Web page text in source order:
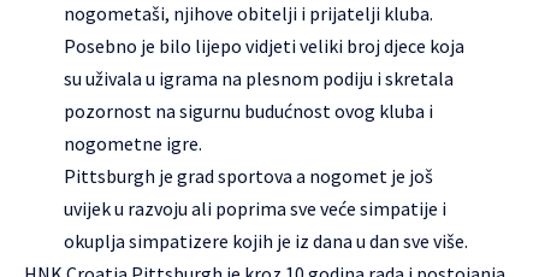
nogometaši, njihove obitelji i prijatelji kluba.
Posebno je bilo lijepo vidjeti veliki broj djece koja
su uživala u igrama na plesnom podiju i skretala
pozornost na sigurnu budućnost ovog kluba i
nogometne igre.
Pittsburgh je grad sportova a nogomet je još
uvijek u razvoju ali poprima sve veće simpatije i
okuplja simpatizere kojih je iz dana u dan sve više.